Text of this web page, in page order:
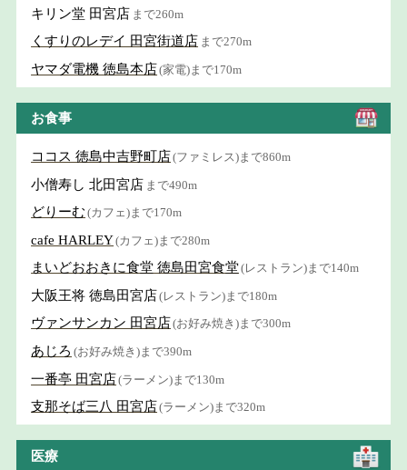
キリン堂 田宮店 まで260m
くすりのレデイ 田宮街道店 まで270m
ヤマダ電機 徳島本店(家電)まで170m
お食事
ココス 徳島中吉野町店(ファミレス)まで860m
小僧寿し 北田宮店 まで490m
どりーむ (カフェ)まで170m
cafe HARLEY(カフェ)まで280m
まいどおおきに食堂 徳島田宮食堂(レストラン)まで140m
大阪王将 徳島田宮店(レストラン)まで180m
ヴァンサンカン 田宮店(お好み焼き)まで300m
あじろ (お好み焼き)まで390m
一番亭 田宮店(ラーメン)まで130m
支那そば三八 田宮店(ラーメン)まで320m
医療